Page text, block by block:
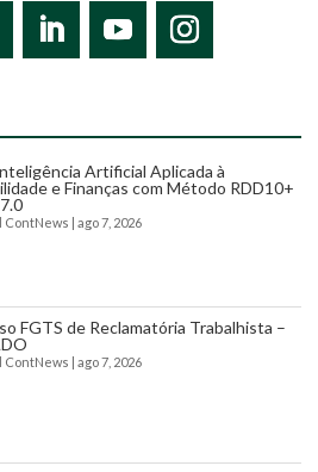
Artificial Aplicada à
e Finanças com Método RDD10+
ContNews ago 7, 2026
FGTS de Reclamatória Trabalhista –
ContNews ago 7, 2026